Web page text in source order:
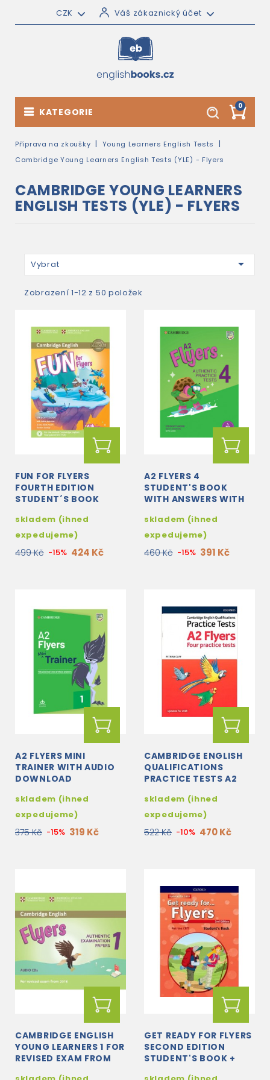
CZK Váš zákaznický účet
0
KATEGORIE
Příprava na zkoušky
Young Learners English Tests
Cambridge Young Learners English Tests (YLE) - Flyers
CAMBRIDGE YOUNG LEARNERS
ENGLISH TESTS (YLE) - FLYERS
Vybrat 
Zobrazení 1-12 z 50 položek
FUN FOR FLYERS
FOURTH EDITION
STUDENT´S BOOK
ONLINE ACTIVITIES
skladem (ihned
expedujeme)
499 Kč -15% 424 Kč
A2 FLYERS 4
STUDENT'S BOOK
WITH ANSWERS WITH
BANK
skladem (ihned
expedujeme)
460 Kč -15% 391 Kč
A2 FLYERS MINI
TRAINER WITH AUDIO
DOWNLOAD
skladem (ihned
expedujeme)
375 Kč -15% 319 Kč
CAMBRIDGE ENGLISH
QUALIFICATIONS
PRACTICE TESTS A2
FOR 2018 WITH AUDIO
DOWNLOAD
skladem (ihned
expedujeme)
522 Kč -10% 470 Kč
CAMBRIDGE ENGLISH
YOUNG LEARNERS 1 FOR
REVISED EXAM FROM
GET READY FOR FLYERS
SECOND EDITION
STUDENT'S BOOK +